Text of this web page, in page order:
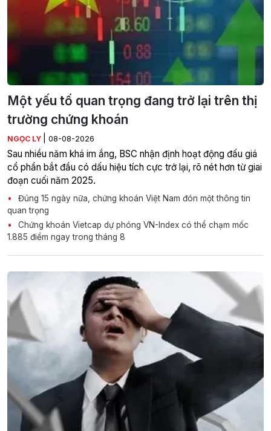
Một yếu tố quan trọng đang trở lại trên thị
trường chứng khoán
NGỌC LY 08-08-2026
Sau nhiều năm khá im ắng, BSC nhận định hoạt động đấu giá
cổ phần bắt đầu có dấu hiệu tích cực trở lại, rõ nét hơn từ giai
đoạn cuối năm 2025.
Đúng 15 ngày nữa, chứng khoán Việt Nam đón một thông tin
quan trọng
Chứng khoán Vietcap dự phóng VN-Index có thể chạm mốc
1.885 điểm ngay trong tháng 8